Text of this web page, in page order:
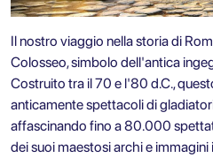
Il nostro viaggio nella storia di
Colosseo, simbolo dell'antica
Costruito tra il 70 e l'80 d.C.,
anticamente spettacoli di
affascinando fino a 80.000
dei suoi maestosi archi e